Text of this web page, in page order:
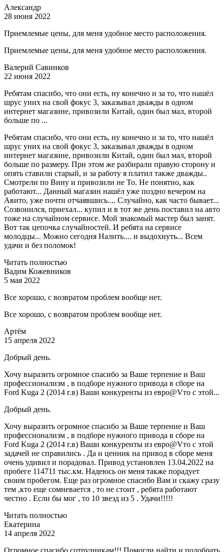
Александр
28 июня 2022
Приемлемые цены, для меня удобное место расположения.
Приемлемые цены, для меня удобное место расположения.
Валерий Савинков
22 июня 2022
Ребятам спасибо, что они есть, ну конечно и за то, что нашёл
шрус уних на свой фокус 3, заказывал дважды в одном
интернет магазине, привозили Китай, один был мал, второй
больше по ...
Ребятам спасибо, что они есть, ну конечно и за то, что нашёл
шрус уних на свой фокус 3, заказывал дважды в одном
интернет магазине, привозили Китай, один был мал, второй
больше по размеру. При этом же разбирали правую сторону и
опять ставили старый, и за работу я платил также дважды..
Смотрели по Вину и привозили не То. Не понятно, как
работают... Данный магазин нашёл уже поздно вечером на
Авито, уже почти отчаявшись.... Случайно, как часто бывает...
Созвонился, приехал... купил и в тот же день поставил на авто
тоже на случайном сервисе. Мой знакомый мастер был занят.
Вот так цепочка случайностей. И ребята на сервисе
молодцы... Можно сегодня Налить.... и выдохнуть... Всем
удачи и без поломок!
Читать полностью
Вадим Кожевников
5 мая 2022
Все хорошо, с возвратом проблем вообще нет.
Все хорошо, с возвратом проблем вообще нет.
Артём
15 апреля 2022
Добрый день.
Хочу выразить огромное спасибо за Ваше терпение и Ваш
профессионализм , в подборе нужного привода в сборе на
Ford Kuga 2 (2014 г.в) Ваши конкуренты из евро@Vто с этой...
Добрый день.
Хочу выразить огромное спасибо за Ваше терпение и Ваш
профессионализм , в подборе нужного привода в сборе на
Ford Kuga 2 (2014 г.в) Ваши конкуренты из евро@Vто с этой
задачей не справились . Да и ценник на привод в сборе меня
очень удивил и порадовал. Привод установлен 13.04.2022 на
пробеге 114711 тыс.км. Надеюсь он меня также порадует
своим пробегом. Еще раз огромное спасибо Вам и скажу сразу
тем ,кто еще сомневается , то не стоит , ребята работают
честно . Если бы мог , то 10 звезд из 5 . Удачи!!!!!
Читать полностью
Екатерина
14 апреля 2022